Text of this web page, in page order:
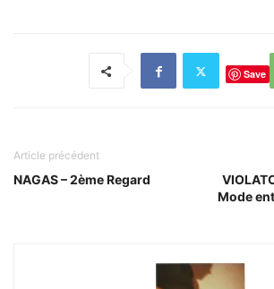
Save
Article précédent
NAGAS – 2ème Regard
Mode